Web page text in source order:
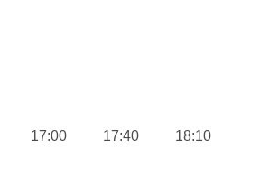
17:00 17:40
18:10